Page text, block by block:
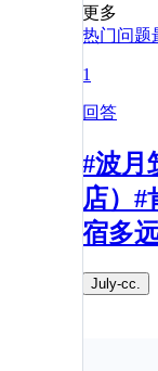
更多
热门问题
1
回答
#波月
店）#
宿多
July-cc.